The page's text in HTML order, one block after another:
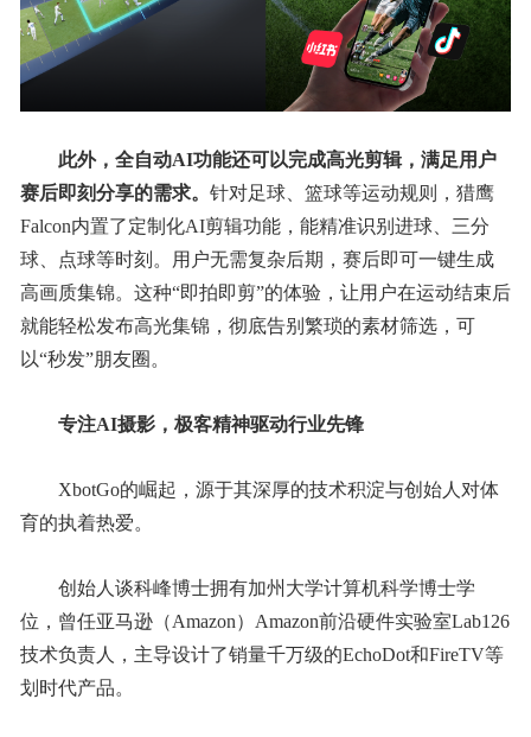
此外， 全自动AI功能还可以完成高光剪辑，满足用户
赛后即刻分享的需求。 针对足球、篮球等运动规则，猎鹰
Falcon内置了定制化AI剪辑功能，能精准识别进球、三分
球、点球等时刻。用户无需复杂后期，赛后即可一键生成
高画质集锦。这种“即拍即剪”的体验，让用户在运动结束后
就能轻松发布高光集锦，彻底告别繁琐的素材筛选，可
以“秒发”朋友圈。
专注AI摄影， 极客精神驱动行业先锋
XbotGo的崛起，源于其深厚的技术积淀与创始人对体
育的执着热爱。
创始人谈科峰博士拥有加州大学计算机科学博士学
位，曾任亚马逊（Amazon）Amazon前沿硬件实验室Lab126
技术负责人，主导设计了销量千万级的EchoDot和FireTV等
划时代产品。